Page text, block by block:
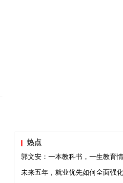
热点
郭文安：一本教科书，一生教育情
未来五年，就业优先如何全面强化